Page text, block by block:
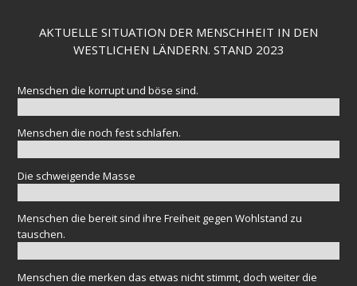
AKTUELLE SITUATION DER MENSCHHEIT IN DEN
WESTLICHEN LÄNDERN. STAND 2023
Menschen die korrupt und böse sind.
Menschen die noch fest schlafen.
Die schweigende Masse
Menschen die bereit sind ihre Freiheit gegen Wohlstand zu
tauschen.
Menschen die merken das etwas nicht stimmt, doch weiter die